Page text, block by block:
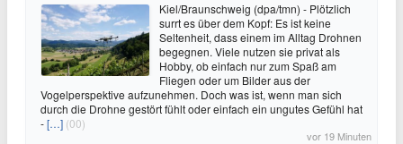
Kiel/Braunschweig (dpa/tmn) - Plötzlich
surrt es über dem Kopf: Es ist keine
Seltenheit, dass einem im Alltag Drohnen
begegnen. Viele nutzen sie privat als
Hobby, ob einfach nur zum Spaß am
Fliegen oder um Bilder aus der
Vogelperspektive aufzunehmen. Doch was ist, wenn man sich
durch die Drohne gestört fühlt oder einfach ein ungutes Gefühl hat
-[…] (00)
vor 19 Minuten